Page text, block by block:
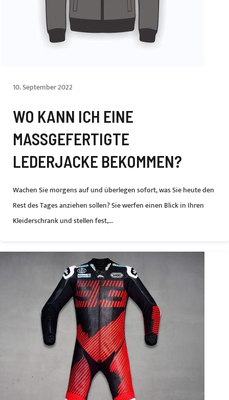
10. September 2022
WO KANN ICH EINE
MASSGEFERTIGTE L
EDERJACKE BEKOMMEN?
Wachen Sie morgens auf und überlegen sofort, was Sie heute den
Rest des Tages anziehen sollen? Sie werfen einen Blick in Ihren
Kleiderschrank und stellen fest,...